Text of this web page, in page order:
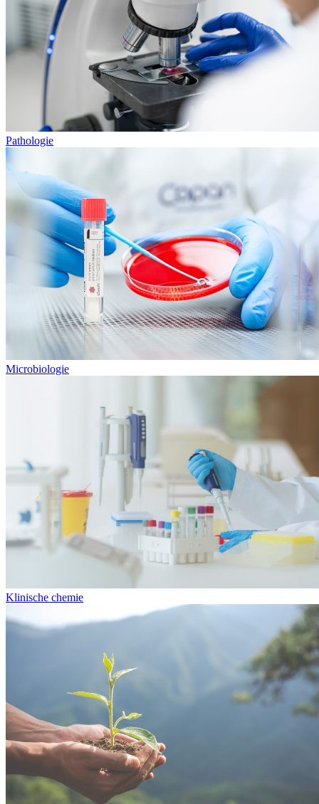
Pathologie
Microbiologie
Klinische chemie